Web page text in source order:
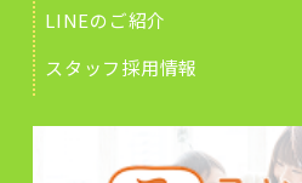
LINEのご紹介
スタッフ採用情報